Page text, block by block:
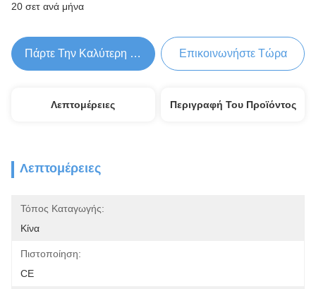
20 σετ ανά μήνα
Πάρτε Την Καλύτερη Τιμή Επικοινωνήστε Τώρα
Λεπτομέρειες Περιγραφή Του Προϊόντος
Λεπτομέρειες
Τόπος Καταγωγής:
Κίνα
Πιστοποίηση:
CE